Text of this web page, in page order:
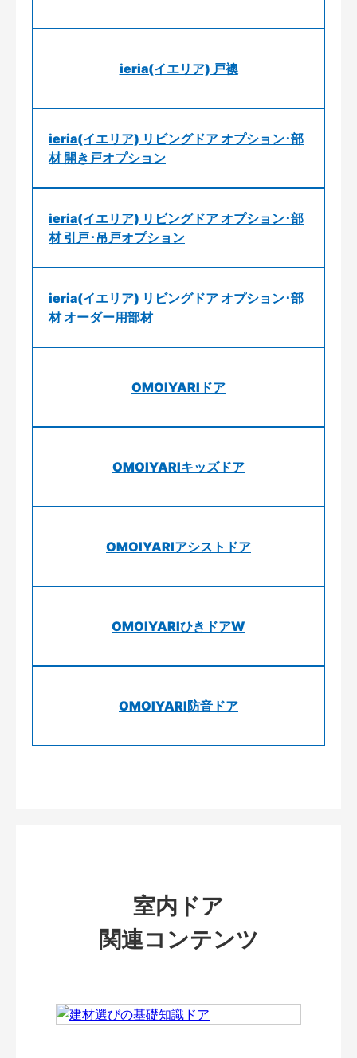
ieria(イエリア) 戸襖
ieria(イエリア) リビングドア オプション･部
材 開き戸オプション
ieria(イエリア) リビングドア オプション･部
材 引戸･吊戸オプション
ieria(イエリア) リビングドア オプション･部
材 オーダー用部材
OMOIYARIドア
OMOIYARIキッズドア
OMOIYARIアシストドア
OMOIYARIひきドアW
OMOIYARI防音ドア
室内ドア
関連コンテンツ